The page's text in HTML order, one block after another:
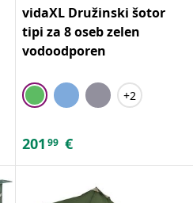
vidaXL Družinski šotor
tipi za 8 oseb zelen
vodoodporen
+2
201 99 €